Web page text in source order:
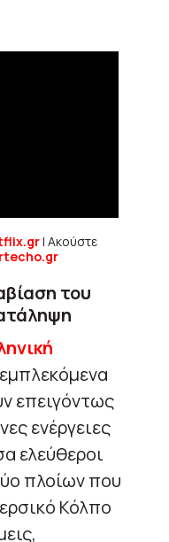
| Ακούστε
του
επειγόντως
ενέργειες
ελεύθεροι
πλοίων που
Κόλπο